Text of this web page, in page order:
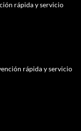
rápida y servicio
rápida y servicio